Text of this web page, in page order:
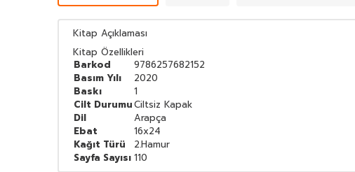
Kitap Açıklaması
Kitap Özellikleri
Barkod
9786257682152
Basım Yılı
2020
Baskı
1
Cilt DurumuCiltsiz Kapak
Dil
Arapça
Ebat
16x24
Kağıt Türü
2.Hamur
Sayfa Sayısı 110